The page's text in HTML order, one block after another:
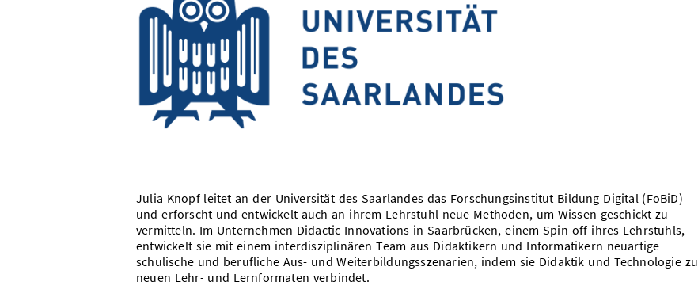
Julia Knopf leitet an der Universität des Saarlandes das Forschungsinstitut Bildung Digital (FoBiD)
und erforscht und entwickelt auch an ihrem Lehrstuhl neue Methoden, um Wissen geschickt zu
vermitteln. Im Unternehmen Didactic Innovations in Saarbrücken, einem Spin-off ihres Lehrstuhls,
entwickelt sie mit einem interdisziplinären Team aus Didaktikern und Informatikern neuartige
schulische und berufliche Aus- und Weiterbildungsszenarien, indem sie Didaktik und Technologie zu
neuen Lehr- und Lernformaten verbindet.